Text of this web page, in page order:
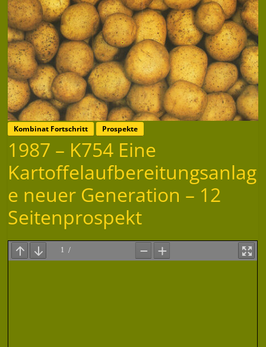
Kombinat Fortschritt Prospekte
1987 – K754 Eine
Kartoffelaufbereitungsanlag
e neuer Generation – 12
Seitenprospekt